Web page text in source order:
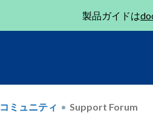
製品ガイドは
コミュニティ Support Forum